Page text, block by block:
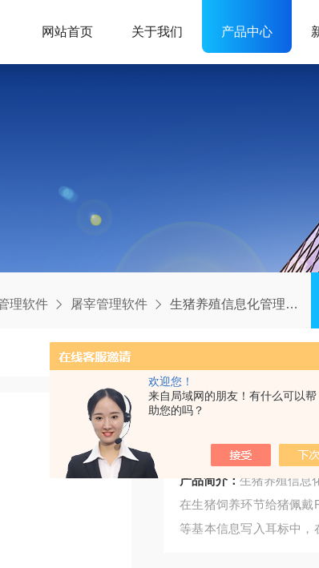
欢迎您！
来自局域网的朋友！有什么可以帮
助您的吗？
网站首页 关于我们 产品中心
理软件 屠宰管理软件 生猪养殖信息化管理系统软件
生猪养殖信息
产品简介：生猪养殖信息
在生猪饲养环节给猪佩戴
等基本信息写入耳标中，